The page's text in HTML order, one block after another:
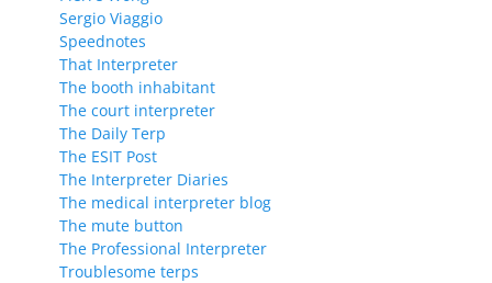
Sergio Viaggio
Speednotes
That Interpreter
The booth inhabitant
The court interpreter
The Daily Terp
The ESIT Post
The Interpreter Diaries
The medical interpreter blog
The mute button
The Professional Interpreter
Troublesome terps